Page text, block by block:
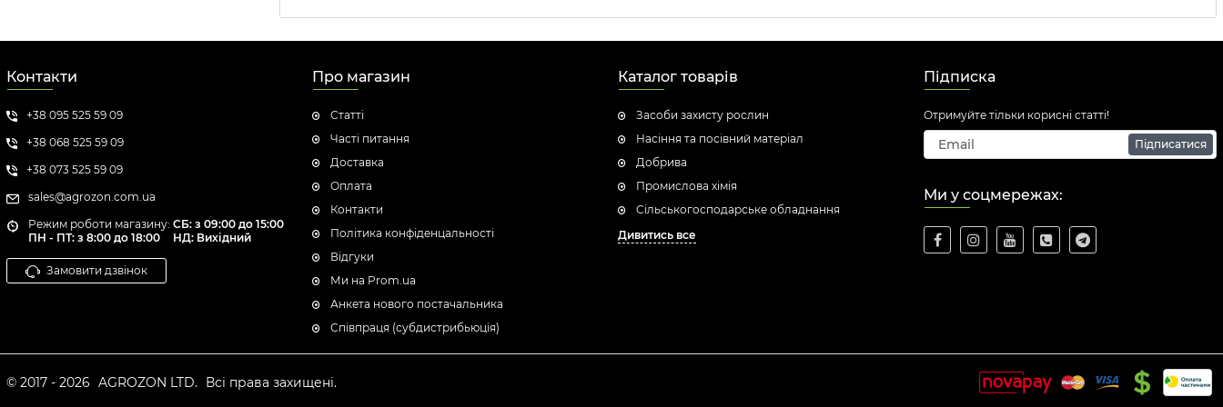
Контакти
+38 095 525 59 09
+38 068 525 59 09
+38 073 525 59 09
sales@agrozon.com.ua
Режим роботи магазину:
ПН - ПТ: з 8:00 до 18:00
СБ: з 09:00 до 15:00
НД: Вихідний
Замовити дзвінок
Про магазин
Статті
Часті питання
Доставка
Оплата
Контакти
Політика конфіденцальності
Відгуки
Ми на Prom.ua
Анкета нового постачальника
Співпраця (субдистрибьюція)
Каталог товарів
Засоби захисту рослин
Насіння та посівний матеріал
Добрива
Промислова хімія
Сільськогосподарське обладнання
Дивитись все
Підписка
Отримуйте тільки корисні статті!
Підписатися
Ми у соцмережах:
© 2017 - 2026 AGROZON LTD. Всі права захищені.